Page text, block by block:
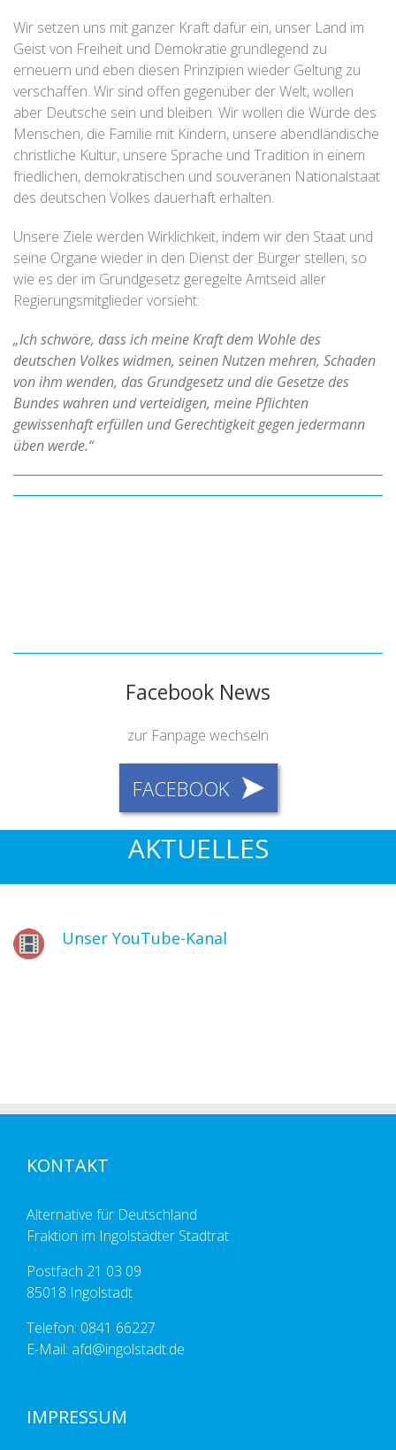
Wir setzen uns mit ganzer Kraft dafür ein, unser Land im
Geist von Freiheit und Demokratie grundlegend zu
erneuern und eben diesen Prinzipien wieder Geltung zu
verschaffen. Wir sind offen gegenüber der Welt, wollen
aber Deutsche sein und bleiben. Wir wollen die Würde des
Menschen, die Familie mit Kindern, unsere abendländische
christliche Kultur, unsere Sprache und Tradition in einem
friedlichen, demokratischen und souveränen Nationalstaat
des deutschen Volkes dauerhaft erhalten.
Unsere Ziele werden Wirklichkeit, indem wir den Staat und
seine Organe wieder in den Dienst der Bürger stellen, so
wie es der im Grundgesetz geregelte Amtseid aller
Regierungsmitglieder vorsieht:
„Ich schwöre, dass ich meine Kraft dem Wohle des
deutschen Volkes widmen, seinen Nutzen mehren, Schaden
von ihm wenden, das Grundgesetz und die Gesetze des
Bundes wahren und verteidigen, meine Pflichten
gewissenhaft erfüllen und Gerechtigkeit gegen jedermann
üben werde.“
Facebook News
zur Fanpage wechseln
FACEBOOK
AKTUELLES
Unser YouTube-Kanal
KONTAKT
Alternative für Deutschland
Fraktion im Ingolstädter Stadtrat
Postfach 21 03 09
85018 Ingolstadt
Telefon: 0841 66227
E-Mail: afd@ingolstadt.de
IMPRESSUM